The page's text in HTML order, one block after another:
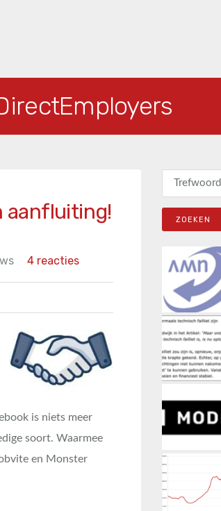
aanfluiting!
4 reacties
is niets meer
soort. Waarmee
en Monster
Zoeken naar: